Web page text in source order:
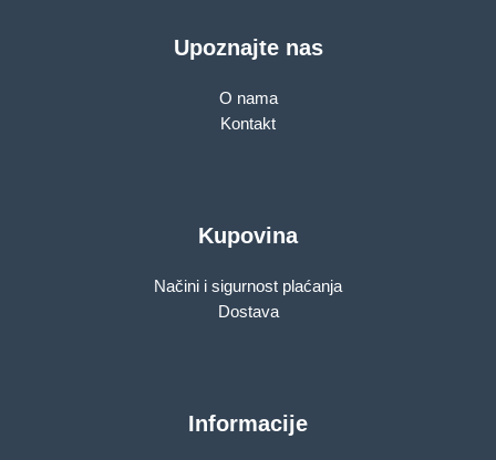
Upoznajte nas
O nama
Kontakt
Kupovina
Načini i sigurnost plaćanja
Dostava
Informacije